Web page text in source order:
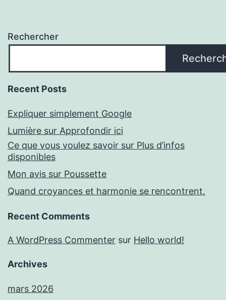
Rechercher
Recent Posts
Expliquer simplement Google
Lumière sur Approfondir ici
Ce que vous voulez savoir sur Plus d’infos
disponibles
Mon avis sur Poussette
Quand croyances et harmonie se rencontrent.
Recent Comments
A WordPress Commenter sur Hello world!
Archives
mars 2026